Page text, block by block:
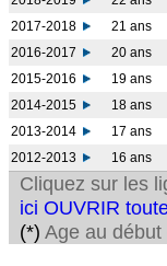
2017-2018
21 ans
2016-2017
20 ans
2015-2016
19 ans
2014-2015
18 ans
2013-2014
17 ans
2012-2013
16 ans
Cliquez sur les
ici OUVRIR
(*) Age au